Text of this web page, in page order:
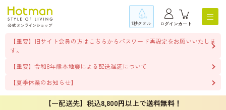
1秒タオル ログインカート
【重要】旧サイト会員の方はこちらからパスワード再設定をお願いいたしま
す。
【重要】令和8年熊本地震による配送遅延について
【夏季休業のお知らせ】
【一配送先】税込8,800円以上で送料無料！